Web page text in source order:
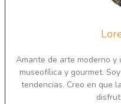
Amante de arte moderno y
museofílica y gourmet.
tendencias. Creo en que